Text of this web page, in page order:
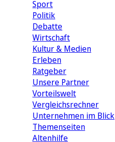
Sport
Politik
Debatte
Wirtschaft
Kultur & Medien
Erleben
Ratgeber
Unsere Partner
Vorteilswelt
Vergleichsrechner
Unternehmen im Blick
Themenseiten
Altenhilfe